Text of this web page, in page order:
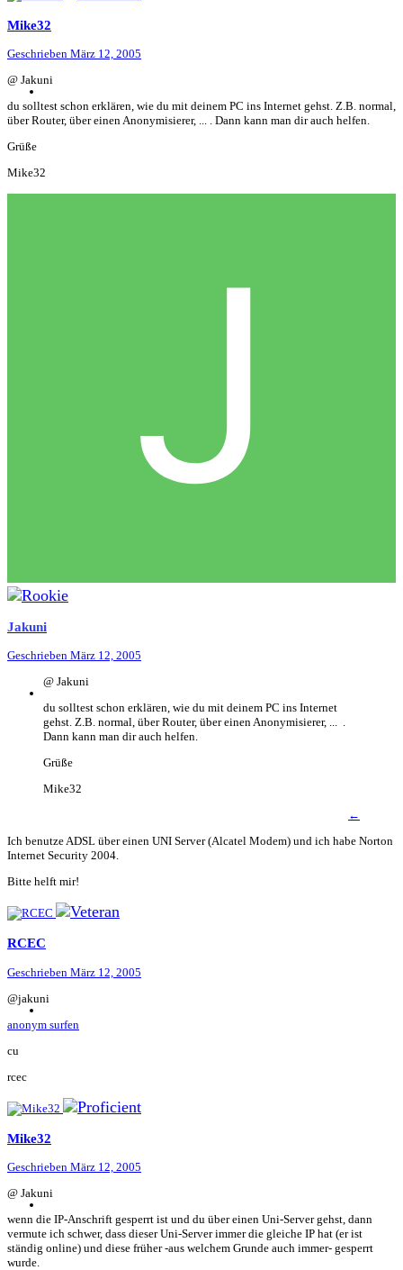
Mike32
Geschrieben März 12, 2005
@ Jakuni
du solltest schon erklären, wie du mit deinem PC ins Internet gehst. Z.B. normal,
über Router, über einen Anonymisierer, ... . Dann kann man dir auch helfen.
Grüße
Mike32
Jakuni
Geschrieben März 12, 2005
@ Jakuni
du solltest schon erklären, wie du mit deinem PC ins Internet
gehst. Z.B. normal, über Router, über einen Anonymisierer, ... .
Dann kann man dir auch helfen.
Grüße
Mike32
←
Ich benutze ADSL über einen UNI Server (Alcatel Modem) und ich habe Norton
Internet Security 2004.
Bitte helft mir!
RCEC
Geschrieben März 12, 2005
@jakuni
anonym surfen
cu
rcec
Mike32
Geschrieben März 12, 2005
@ Jakuni
wenn die IP-Anschrift gesperrt ist und du über einen Uni-Server gehst, dann
vermute ich schwer, dass dieser Uni-Server immer die gleiche IP hat (er ist
ständig online) und diese früher -aus welchem Grunde auch immer- gesperrt
wurde.